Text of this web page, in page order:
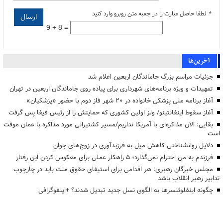
* لطفا حاصل عبارت را در جعبه متن روبرو وارد کنید
9 + 8 =
آخرین‌ها
جزئیات مراسم بزرگ جاماندگان اربعین اعلام شد
تمهیدات و ویژه برنامه‌های شهرداری برای پیاده روی جاماندگان اربعین در تهران
آغاز برنامه ملی پزشکی خانواده در ۲۰ شهر فاز دوم با حضور «پزشکیان»
آغاز سقوط اینفانتینو/ ولز اولین کشوری که حمایتش را از رئیس فیفا پس گرفت
بقایی: الان مذاکره‌ای با آمریکا نداریم/مسیر کشتیرانی مورد مذاکره با عمان موقت
است
دلایل روانشناختی کاهش میل به فرزندآوری در زوج‌های جوان
فرزندم به من احترام نمی‌گذارد؛ ۵ راهکار عملی برای معکوس کردن این رفتار
مجلس خبرگان رهبری: هر اقدامی برای استیفای حقوق ملت باید در چارچوب
تدابیر رهبر انقلاب باشد
چگونه اینفلوئنسرها به الگوی نسل جدید تبدیل شدند؟ +اینفوگرافی